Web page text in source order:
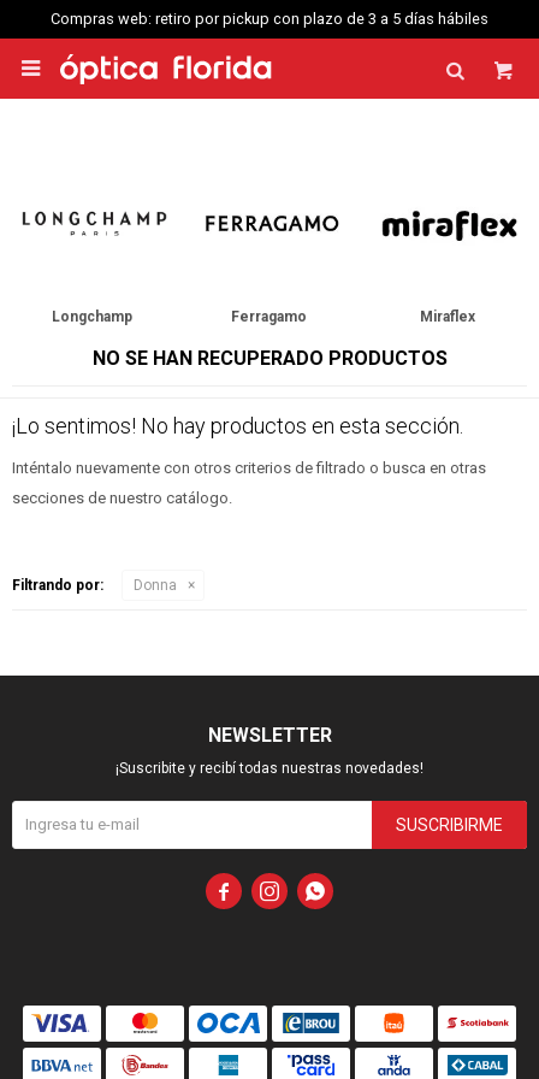
Compras web: retiro por pickup con plazo de 3 a 5 días hábiles

Longchamp Ferragamo Miraflex
NO SE HAN RECUPERADO PRODUCTOS
¡Lo sentimos! No hay productos en esta sección.
Inténtalo nuevamente con otros criterios de filtrado o busca en otras
secciones de nuestro catálogo.
Filtrando por: Donna
NEWSLETTER
¡Suscribite y recibí todas nuestras novedades!
SUSCRIBIRME
  